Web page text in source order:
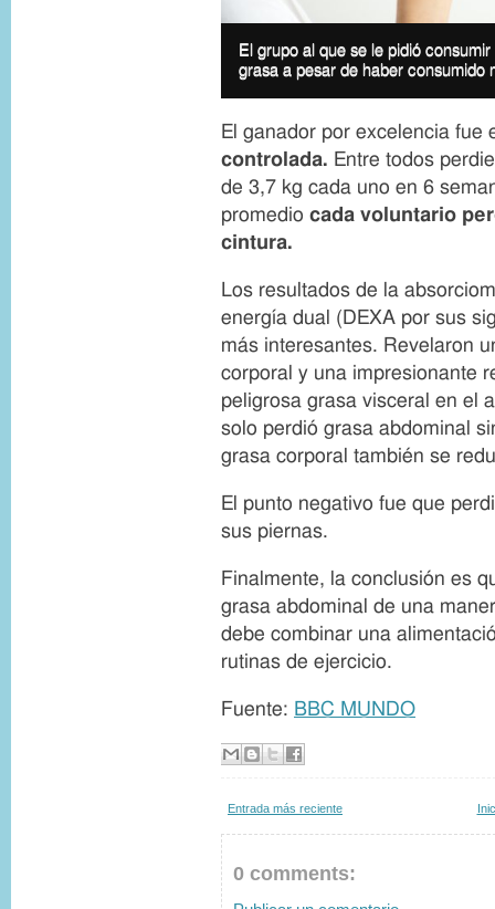
e
c
o
p
r
i
g
h
I
m
a
g
c
a
t
i
o
n
El grupo al que se le pidió
grasa a pesar de haber consumido
El ganador por excelencia fue
controlada. Entre todos
de 3,7 kg cada uno en 6
promedio cada voluntario
cintura.
Los resultados de la
energía dual (DEXA por sus
más interesantes. Revelaron
corporal y una impresionante
peligrosa grasa visceral en el
solo perdió grasa abdominal
grasa corporal también se
El punto negativo fue que
sus piernas.
Finalmente, la conclusión es
grasa abdominal de una
debe combinar una
rutinas de ejercicio.
Fuente: BBC MUNDO
Entrada más reciente
0 comments: